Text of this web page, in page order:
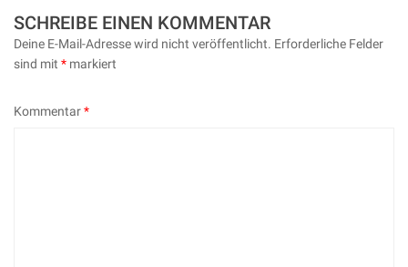
SCHREIBE EINEN KOMMENTAR
Deine E-Mail-Adresse wird nicht veröffentlicht. Erforderliche Felder
sind mit * markiert
Kommentar*